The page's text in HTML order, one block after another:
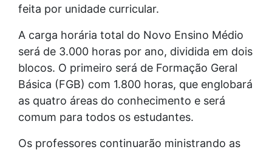
feita por unidade curricular.
A carga horária total do Novo Ensino Médio
será de 3.000 horas por ano, dividida em dois
blocos. O primeiro será de Formação Geral
Básica (FGB) com 1.800 horas, que englobará
as quatro áreas do conhecimento e será
comum para todos os estudantes.
Os professores continuarão ministrando as